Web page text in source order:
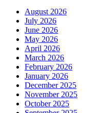
August 2026
July 2026
June 2026
May 2026
April 2026
March 2026
February 2026
January 2026
December 2025
November 2025
October 2025